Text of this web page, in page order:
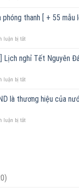
chính
tốt
nén
liền
–
lý
phân
lớn
Miền
phóng thanh [ + 55 mẫu
luận bị tắtở
tạo
loa
thanh
+
loa
Lịch nghỉ Tết Nguyên
luận bị tắtở
báo]
Tết
là thương hiệu của
luận bị tắtở